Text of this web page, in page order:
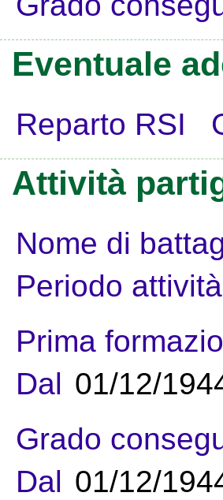
Eventuale
Reparto RSI
Attività
Nome di
Periodo attività
Prima
Dal 01/12/
Grado
Dal 01/12/